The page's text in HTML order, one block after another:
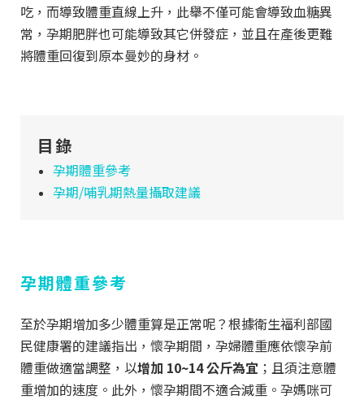
吃，而導致體重直線上升，此舉不僅可能會導致血糖異
常，孕期肥胖也可能導致其它併發症，並且在產後更難
將體重回復到原本曼妙的身材。
目錄
孕期體重參考
孕期/哺乳期熱量攝取建議
孕期體重參考
至於孕期增加多少體重算是正常呢？根據衛生福利部國
民健康署的建議指出，懷孕期間，孕婦體重應依懷孕前
體重做適當調整，以增加 10~14 公斤為宜 ；且須注意體
重增加的速度。此外，懷孕期間不適合減重。孕媽咪可